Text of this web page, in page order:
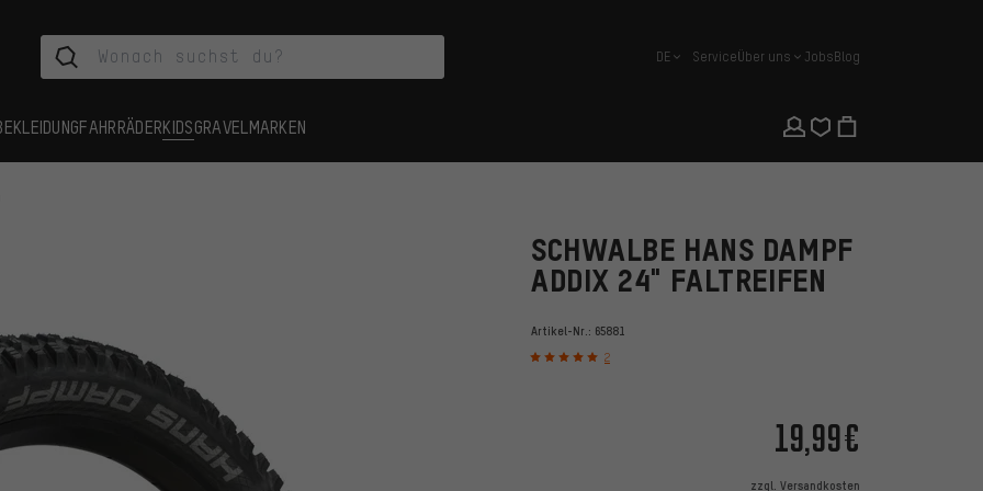
Deutsch
DE ServiceÜber uns JobsBlog
FAHRRÄDERKIDSGRAVEL MARKEN
SCHWALBE HANS DAMPF
ADDIX 24" FALTREIFEN
Artikel-Nr.: 65881
2
19,99€
zzgl. Versandkosten